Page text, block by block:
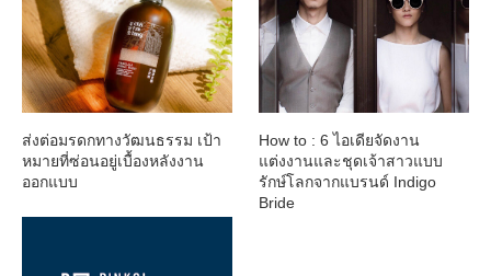
ส่งต่อมรดกทางวัฒนธรรม เป้า
หมายที่ซ่อนอยู่เบื้องหลังงาน
ออกแบบ
How to : 6 ไอเดียจัดงาน
แต่งงานและชุดเจ้าสาวแบบ
รักษ์โลกจากแบรนด์ Indigo
Bride